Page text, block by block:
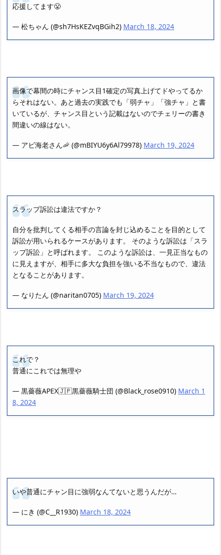
応援してます😤
— 松ちゃん (@sh7HsKEZvqBGih2) March 18, 2024
画像で幕間の時にチャンス目1確定の写真上げてドやってるか
らそれはない。あと過去の実践でも「弱チャ」「強チャ」と書
いているが、チャンス目という記載はないのでチェリーの書き
間違いの線はない。
— アビ海老さん🦐 (@mBIYU6y6Al79978) March 19, 2024
スラップ訴訟は違法ですか？
自分を批判してくる相手の言論を封じ込めることを目的として
訴訟が用いられるケースがあります。 そのような訴訟は「スラ
ップ訴訟」と呼ばれます。 このような訴訟は、一見正当なもの
に見えますが、相手に多大な負担を強いる不当なもので、違法
となることがあります。
— なりたん (@naritan0705) March 19, 2024
これで？
普通にこれでは無理や
— 黒薔薇APEX🇯🇵黒薔薇騎士団 (@Black_rose0910) March 1
8, 2024
いや普通にチャン目に強弱なんてないと思うんだが…
— にき (@C__R1930) March 18, 2024